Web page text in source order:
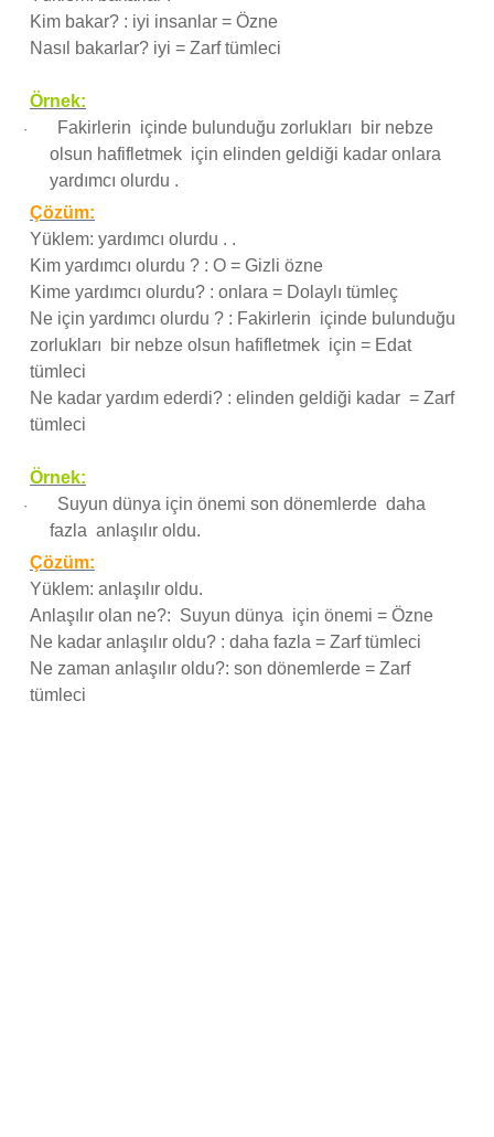
Kim bakar? : iyi insanlar = Özne
Nasıl bakarlar? iyi = Zarf tümleci
Örnek:
·
Fakirlerin içinde bulunduğu zorlukları bir nebze
olsun hafifletmek için elinden geldiği kadar onlara
yardımcı olurdu .
Çözüm:
Yüklem: yardımcı olurdu . .
Kim yardımcı olurdu ? : O = Gizli özne
Kime yardımcı olurdu? : onlara = Dolaylı tümleç
Ne için yardımcı olurdu ? : Fakirlerin içinde bulunduğu
zorlukları bir nebze olsun hafifletmek için = Edat
tümleci
Ne kadar yardım ederdi? : elinden geldiği kadar = Zarf
tümleci
Örnek:
·
Suyun dünya için önemi son dönemlerde daha
fazla anlaşılır oldu.
Çözüm:
Yüklem: anlaşılır oldu.
Anlaşılır olan ne?: Suyun dünya için önemi = Özne
Ne kadar anlaşılır oldu? : daha fazla = Zarf tümleci
Ne zaman anlaşılır oldu?: son dönemlerde = Zarf
tümleci